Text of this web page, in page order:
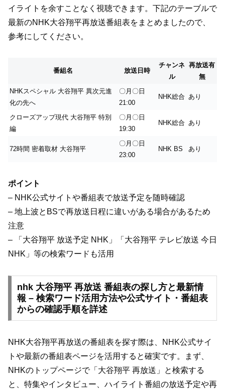
イライトを余すことなく視聴できます。下記のテーブルで
最新のNHK大谷翔平再放送番組表をまとめましたので、
参考にしてください。
番組名 放送日時
チャンネ
ル
再放送有
無
NHKスペシャル 大谷翔平 異次元進
化の先へ
〇月〇日
21:00
NHK総合 あり
クローズアップ現代 大谷翔平 特別
編
〇月〇日
19:30
NHK総合 あり
72時間 密着取材 大谷翔平
〇月〇日
23:00
NHK BS あり
ポイント
– NHK公式サイトや番組表で放送予定を随時確認
– 地上波とBSで再放送日程に違いがある場合があるため
注意
– 「大谷翔平 放送予定 NHK」「大谷翔平 テレビ放送 今日
NHK」等の検索ワードも活用
nhk 大谷翔平 再放送 番組表の探し方と最新情
報 – 検索ワード活用方法や公式サイト・番組表
からの確認手順を詳述
NHK大谷翔平再放送の番組表を探す際は、NHK公式サイ
トや最新の番組表ページを活用すると確実です。まず、
NHKのトップページで「大谷翔平 再放送」と検索する
と、特集やインタビュー、ハイライト番組の放送予定や再